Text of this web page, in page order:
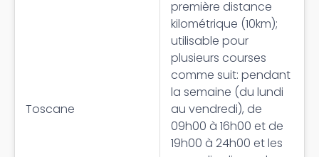
Toscane
première distance
kilométrique (10km);
utilisable pour
plusieurs courses
comme suit: pendant
la semaine (du lundi
au vendredi), de
09h00 à 16h00 et de
19h00 à 24h00 et les